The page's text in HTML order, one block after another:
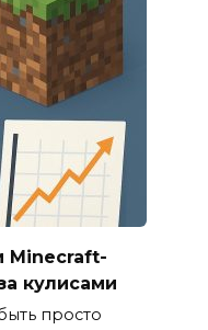
Minecraft-
кулисами
просто